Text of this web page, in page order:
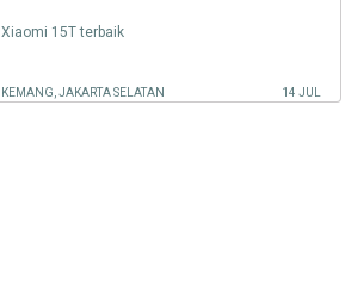
Xiaomi 15T terbaik
KEMANG, JAKARTA SELATAN 14 JUL